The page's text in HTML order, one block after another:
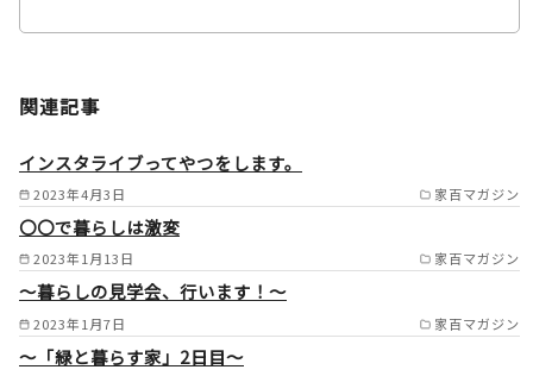
田市／佐伯市／臼杵市／津久見
市／竹田市／豊後高田市／杵築
市／宇佐市／豊後大野市／速見
郡日出町／玖珠郡九重町／玖珠
郡玖珠町） /
関連記事
2023年4月3日 家百マガジン
インスタライブってやつをします。
2023年1月13日 家百マガジン
〇〇で暮らしは激変
2023年1月7日 家百マガジン
～暮らしの見学会、行います！～
～「緑と暮らす家」2日目～